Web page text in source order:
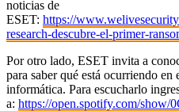
noticias de
ESET: https://
research-descubre-el-primer-
Por otro lado, ESET invita a
para saber qué está ocurriendo
informática. Para escucharlo
a: https://open.spotify.com/